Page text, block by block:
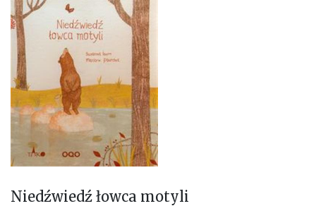
Niedźwiedź łowca motyli